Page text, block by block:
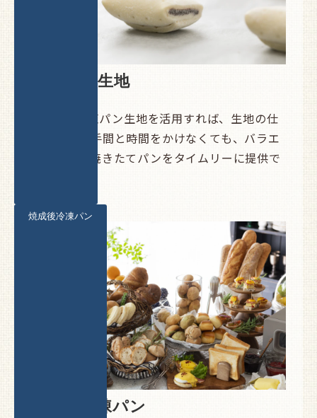
冷凍パン生地
Pascoの冷凍パン生地を活用すれば、生地の仕
込みなどの手間と時間をかけなくても、バラエ
ティ豊かな焼きたてパンをタイムリーに提供で
焼成後冷凍パン
焼成後冷凍パン